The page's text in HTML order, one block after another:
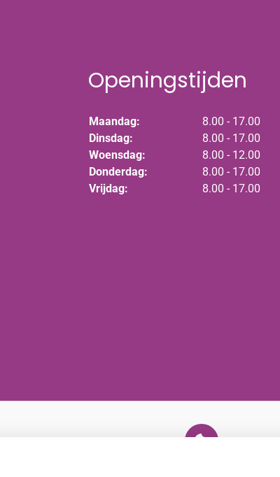
Openingstijden
Maandag:
8.00 - 17.00
Dinsdag:
8.00 - 17.00
Woensdag:
8.00 - 12.00
Donderdag:
8.00 - 17.00
Vrijdag:
8.00 - 17.00